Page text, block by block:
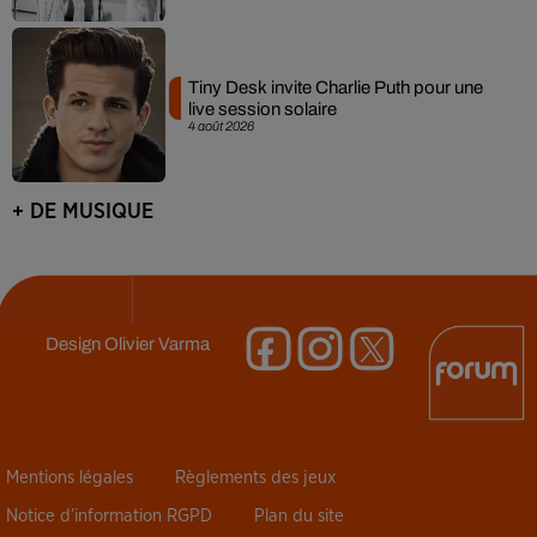
4 août 2026
Tiny Desk invite Charlie Puth pour une
live session solaire
+ DE MUSIQUE
DesignOlivier Varma
Mentions légales Règlements des jeux
Notice d’information RGPD Plan du site